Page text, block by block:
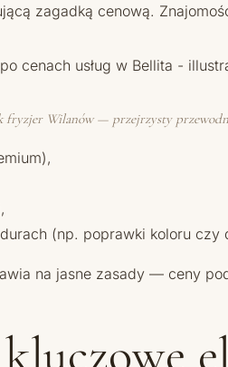
zagadką cenową.
fryzjer Wilanów — przejrzysty
(np. poprawki koloru
na jasne zasady — ceny